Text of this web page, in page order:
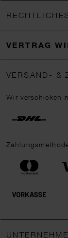
VERTRAG
VERSAND- &
Wir verschicken